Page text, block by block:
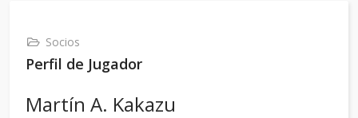
Socios
Perfil de Jugador
Martín A. Kakazu